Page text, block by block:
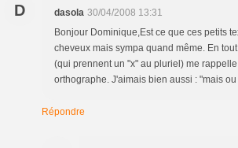
D dasola 30/04/2008 13:31
Bonjour Dominique,Est ce que ces petits
cheveux mais sympa quand même. En
(qui prennent un "x" au pluriel) me
orthographe. J'aimais bien aussi : "mais
Répondre